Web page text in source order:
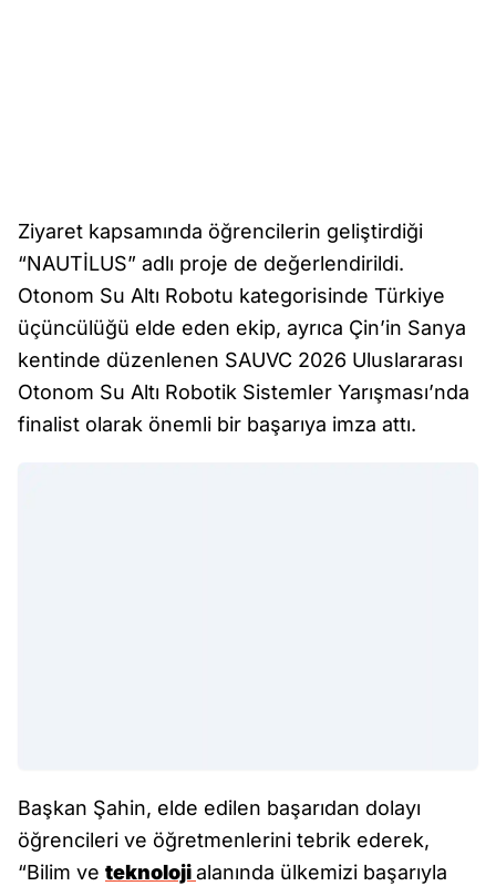
Ziyaret kapsamında öğrencilerin geliştirdiği
“NAUTİLUS” adlı proje de değerlendirildi.
Otonom Su Altı Robotu kategorisinde Türkiye
üçüncülüğü elde eden ekip, ayrıca Çin’in Sanya
kentinde düzenlenen SAUVC 2026 Uluslararası
Otonom Su Altı Robotik Sistemler Yarışması’nda
finalist olarak önemli bir başarıya imza attı.
Başkan Şahin, elde edilen başarıdan dolayı
öğrencileri ve öğretmenlerini tebrik ederek,
“Bilim ve teknolojialanında ülkemizi başarıyla